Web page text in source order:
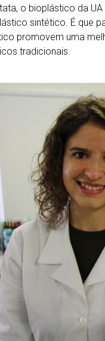
o bioplástico da
sintético. É que
promovem uma
tradicionais.